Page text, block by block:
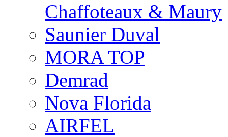
Chaffoteaux & Maury
Saunier Duval
MORA TOP
Demrad
Nova Florida
AIRFEL